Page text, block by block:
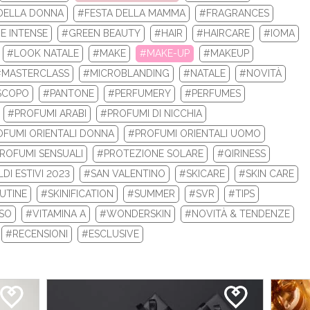
tua nuova routine di bellezza con i prodotti beauty Biotherm e
Re...
LEGGI DI PIÙ
2024: ECCO I TOP 10
DONNA #FESTA DELLA MAMMA
#FRAGRANCES
INTENSE #GREEN BEAUTY #HAIR #HAIRCARE
#IOMA
#LOOK NATALE #MAKE #MAKE-UP
#MAKEUP
#MICROBLANDING #NATALE
#NOVITÀ
#PANTONE #PERFUMERY
#PERFUMES
#PROFUMI ARABI
#PROFUMI DI NICCHIA
ORIENTALI DONNA
#PROFUMI ORIENTALI UOMO
SENSUALI #PROTEZIONE SOLARE
#QIRINESS
ESTIVI 2023 #SAN VALENTINO #SKICARE
#SKIN CARE
#SKINIFICATION #SUMMER #SVR
#TIPS
#VITAMINA A #WONDERSKIN
#NOVITÀ & TENDENZE
#RECENSIONI #ESCLUSIVE